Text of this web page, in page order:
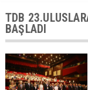
TDB
BAŞLADI